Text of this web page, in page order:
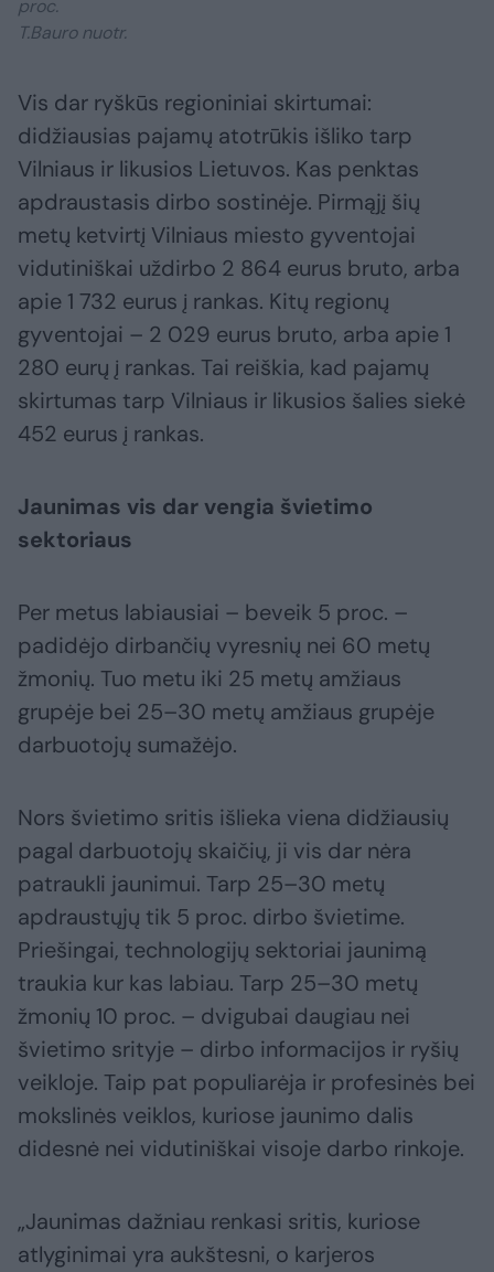
proc.
T.Bauro nuotr.
Vis dar ryškūs regioniniai skirtumai:
didžiausias pajamų atotrūkis išliko tarp
Vilniaus ir likusios Lietuvos. Kas penktas
apdraustasis dirbo sostinėje. Pirmąjį šių
metų ketvirtį Vilniaus miesto gyventojai
vidutiniškai uždirbo 2 864 eurus bruto, arba
apie 1 732 eurus į rankas. Kitų regionų
gyventojai – 2 029 eurus bruto, arba apie 1
280 eurų į rankas. Tai reiškia, kad pajamų
skirtumas tarp Vilniaus ir likusios šalies siekė
452 eurus į rankas.
Jaunimas vis dar vengia švietimo
sektoriaus
Per metus labiausiai – beveik 5 proc. –
padidėjo dirbančių vyresnių nei 60 metų
žmonių. Tuo metu iki 25 metų amžiaus
grupėje bei 25–30 metų amžiaus grupėje
darbuotojų sumažėjo.
Nors švietimo sritis išlieka viena didžiausių
pagal darbuotojų skaičių, ji vis dar nėra
patraukli jaunimui. Tarp 25–30 metų
apdraustųjų tik 5 proc. dirbo švietime.
Priešingai, technologijų sektoriai jaunimą
traukia kur kas labiau. Tarp 25–30 metų
žmonių 10 proc. – dvigubai daugiau nei
švietimo srityje – dirbo informacijos ir ryšių
veikloje. Taip pat populiarėja ir profesinės bei
mokslinės veiklos, kuriose jaunimo dalis
didesnė nei vidutiniškai visoje darbo rinkoje.
„Jaunimas dažniau renkasi sritis, kuriose
atlyginimai yra aukštesni, o karjeros